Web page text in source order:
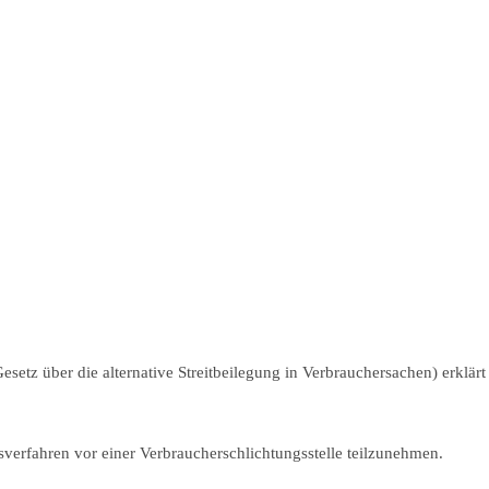
über die alternative Streitbeilegung in Verbrauchersachen) erklärt
vor einer Verbraucherschlichtungsstelle teilzunehmen.